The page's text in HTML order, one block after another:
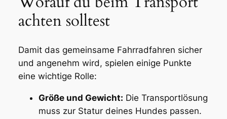
achten solltest
Damit das gemeinsame Fahrradfahren sicher
und angenehm wird, spielen einige Punkte
eine wichtige Rolle:
Größe und Gewicht: Die Transportlösung
muss zur Statur deines Hundes passen.